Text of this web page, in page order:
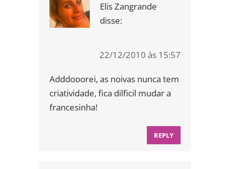
Elis Zangrande
disse:
22/12/2010 às 15:57
Adddooorei, as noivas nunca tem
criatividade, fica dilficil mudar a
francesinha!
REPLY